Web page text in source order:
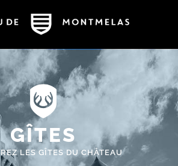
GÎTES
LES GÎTES DU CHÂTEAU